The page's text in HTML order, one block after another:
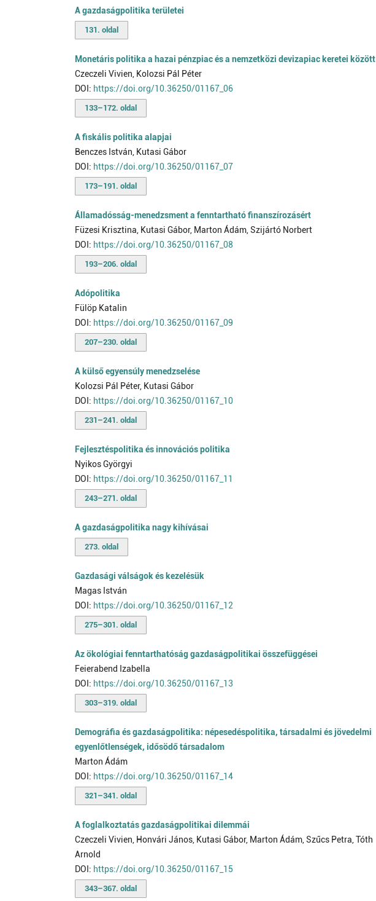
A gazdaságpolitika területei
131. oldal
Monetáris politika a hazai pénzpiac és a nemzetközi devizapiac keretei között
Czeczeli Vivien, Kolozsi Pál Péter
DOI: https://doi.org/10.36250/01167_06
133–172. oldal
A fiskális politika alapjai
Benczes István, Kutasi Gábor
DOI: https://doi.org/10.36250/01167_07
173–191. oldal
Államadósság-menedzsment a fenntartható finanszírozásért
Füzesi Krisztina, Kutasi Gábor, Marton Ádám, Szijártó Norbert
DOI: https://doi.org/10.36250/01167_08
193–206. oldal
Adópolitika
Fülöp Katalin
DOI: https://doi.org/10.36250/01167_09
207–230. oldal
A külső egyensúly menedzselése
Kolozsi Pál Péter, Kutasi Gábor
DOI: https://doi.org/10.36250/01167_10
231–241. oldal
Fejlesztéspolitika és innovációs politika
Nyikos Györgyi
DOI: https://doi.org/10.36250/01167_11
243–271. oldal
A gazdaságpolitika nagy kihívásai
273. oldal
Gazdasági válságok és kezelésük
Magas István
DOI: https://doi.org/10.36250/01167_12
275–301. oldal
Az ökológiai fenntarthatóság gazdaságpolitikai összefüggései
Feierabend Izabella
DOI: https://doi.org/10.36250/01167_13
303–319. oldal
Demográfia és gazdaságpolitika: népesedéspolitika, társadalmi és jövedelmi
egyenlőtlenségek, idősödő társadalom
Marton Ádám
DOI: https://doi.org/10.36250/01167_14
321–341. oldal
A foglalkoztatás gazdaságpolitikai dilemmái
Czeczeli Vivien, Honvári János, Kutasi Gábor, Marton Ádám, Szűcs Petra, Tóth
Arnold
DOI: https://doi.org/10.36250/01167_15
343–367. oldal